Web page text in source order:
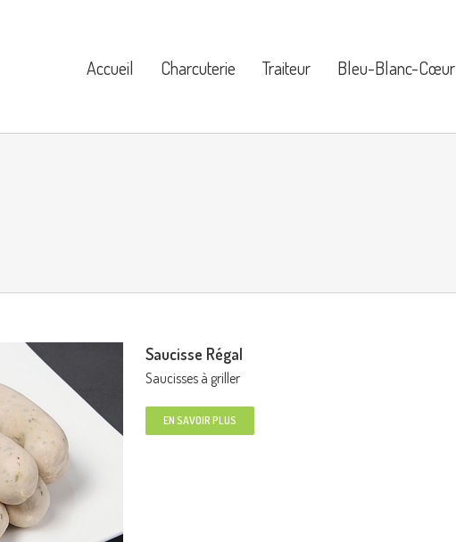
Accueil Charcuterie Traiteur Bleu-Blanc-Cœur
Saucisse Régal
Saucisses à griller
EN SAVOIR PLUS